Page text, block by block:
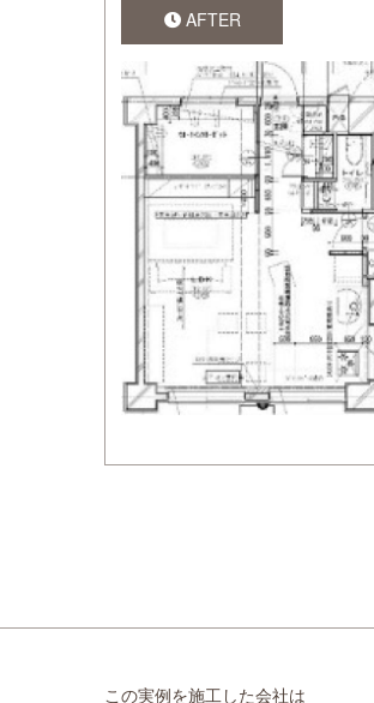
AFTER
この実例を施工した会社は